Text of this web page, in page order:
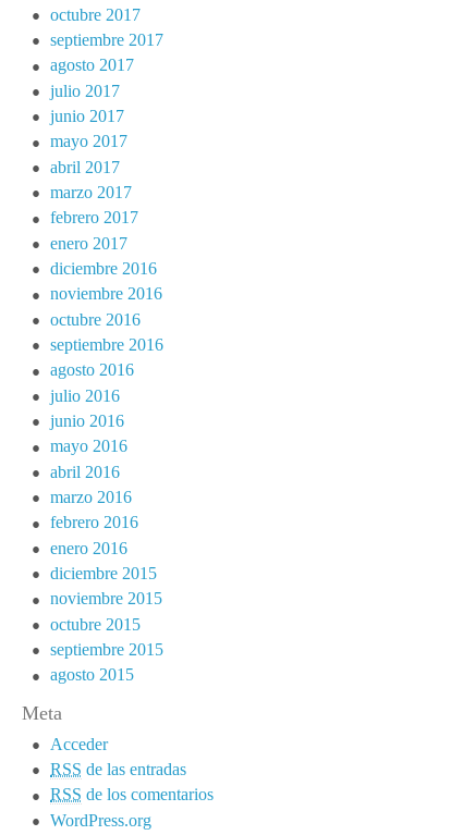
octubre 2017
septiembre 2017
agosto 2017
julio 2017
junio 2017
mayo 2017
abril 2017
marzo 2017
febrero 2017
enero 2017
diciembre 2016
noviembre 2016
octubre 2016
septiembre 2016
agosto 2016
julio 2016
junio 2016
mayo 2016
abril 2016
marzo 2016
febrero 2016
enero 2016
diciembre 2015
noviembre 2015
octubre 2015
septiembre 2015
agosto 2015
Meta
Acceder
RSS de las entradas
RSS de los comentarios
WordPress.org